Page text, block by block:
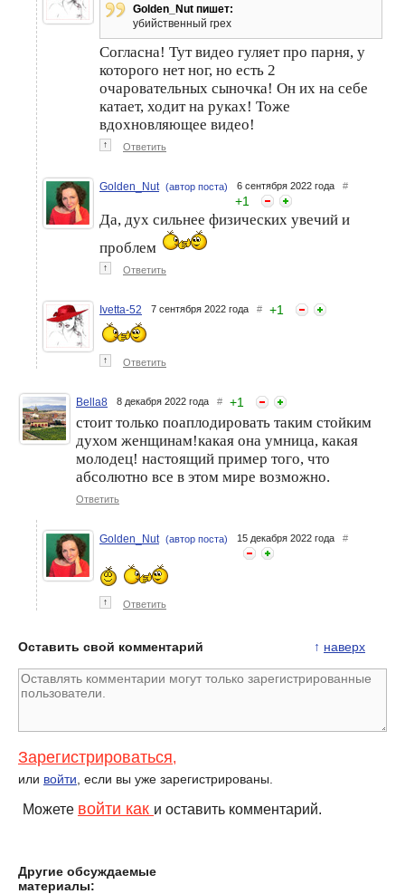
Golden_Nut пишет:
убийственный грех
Согласна! Тут видео гуляет про парня, у
которого нет ног, но есть 2
очаровательных сыночка! Он их на себе
катает, ходит на руках! Тоже
вдохновляющее видео!
↑ Ответить
Golden_Nut (автор поста) 6 сентября 2022 года #
+1
Да, дух сильнее физических увечий и
проблем
↑ Ответить
Ivetta-52 7 сентября 2022 года # +1
↑ Ответить
Bella8 8 декабря 2022 года # +1
стоит только поаплодировать таким стойким
духом женщинам!какая она умница, какая
молодец! настоящий пример того, что
абсолютно все в этом мире возможно.
Ответить
Golden_Nut (автор поста) 15 декабря 2022 года #
↑ Ответить
↑ наверх
Оставить свой комментарий
Зарегистрироваться,
или войти , если вы уже зарегистрированы.
Можете войти как и оставить комментарий.
Другие обсуждаемые
материалы: